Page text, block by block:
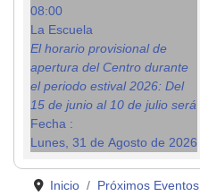
08:00
La Escuela
El horario provisional de
apertura del Centro durante
el periodo estival 2026: Del
15 de junio al 10 de julio será
Fecha :
Lunes, 31 de Agosto de 2026
Inicio Próximos Eventos